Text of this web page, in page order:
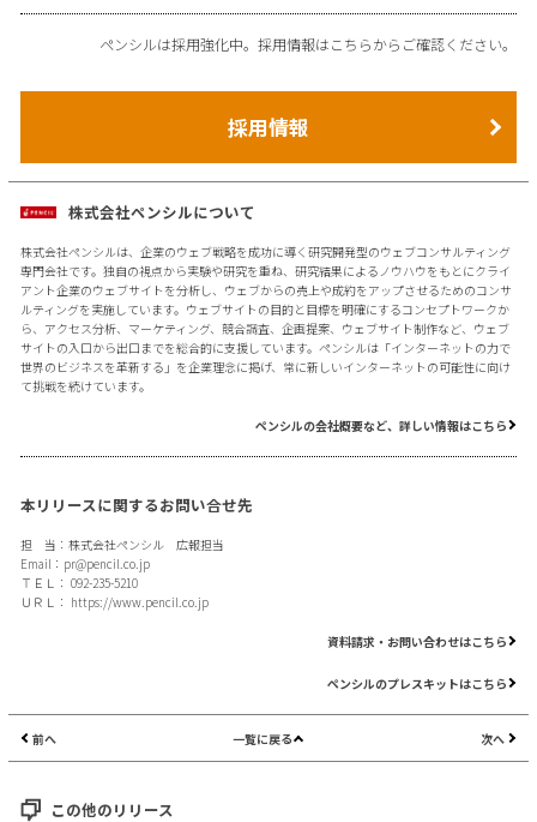
ペンシルは採用強化中。採用情報はこちらからご確認ください。
採用情報
株式会社ペンシルについて
株式会社ペンシルは、企業のウェブ戦略を成功に導く研究開発型のウェブコンサルティング
専門会社です。独自の視点から実験や研究を重ね、研究結果によるノウハウをもとにクライ
アント企業のウェブサイトを分析し、ウェブからの売上や成約をアップさせるためのコンサ
ルティングを実施しています。ウェブサイトの目的と目標を明確にするコンセプトワークか
ら、アクセス分析、マーケティング、競合調査、企画提案、ウェブサイト制作など、ウェブ
サイトの入口から出口までを総合的に支援しています。ペンシルは「インターネットの力で
世界のビジネスを革新する」を企業理念に掲げ、常に新しいインターネットの可能性に向け
て挑戦を続けています。
ペンシルの会社概要など、詳しい情報はこちら
本リリースに関するお問い合せ先
担 当：株式会社ペンシル 広報担当
Email： pr@pencil.co.jp
ＴＥＬ： 092-235-5210
ＵＲＬ： https://www.pencil.co.jp
資料請求・お問い合わせはこちら
ペンシルのプレスキットはこちら
前へ 一覧に戻る 次へ
この他のリリース